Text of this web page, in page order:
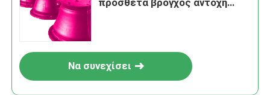
πρόσθετα βρόγχος αντοχή
Να συνεχίσει